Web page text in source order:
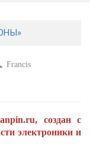
Francis
создан с
электроники и